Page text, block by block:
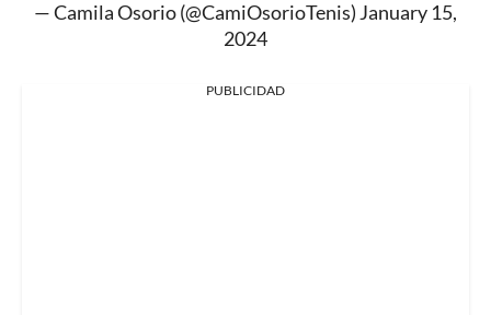
— Camila Osorio (@CamiOsorioTenis) January 15,
2024
PUBLICIDAD